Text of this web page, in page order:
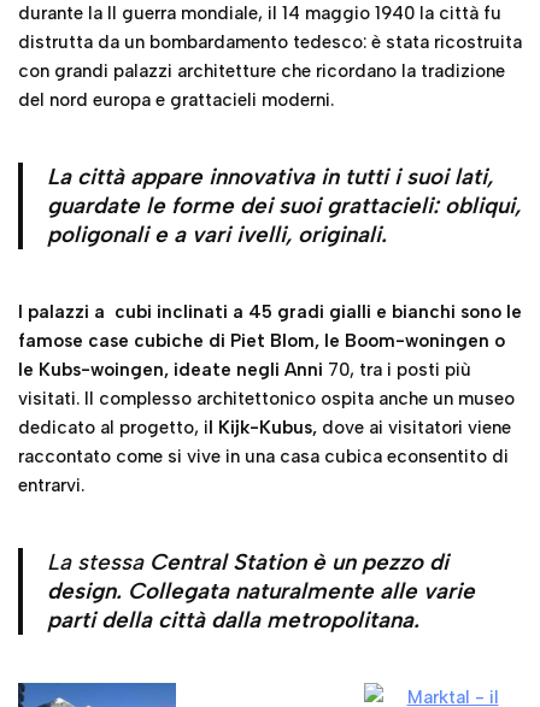
durante la II guerra mondiale, il 14 maggio 1940 la città fu
distrutta da un bombardamento tedesco: è stata ricostruita
con grandi palazzi architetture che ricordano la tradizione
del nord europa e grattacieli moderni.
La città appare innovativa in tutti i suoi lati,
guardate le forme dei suoi grattacieli: obliqui,
poligonali e a vari ivelli, originali.
I palazzi a cubi inclinati a 45 gradi gialli e bianchi sono le
famose case cubiche di Piet Blom, le Boom-woningen o
le Kubs-woingen, ideate negli Anni 70, tra i posti più
visitati. Il complesso architettonico ospita anche un museo
dedicato al progetto, il Kijk-Kubus, dove ai visitatori viene
raccontato come si vive in una casa cubica econsentito di
entrarvi.
La stessa Central Station è un pezzo di
design. Collegata naturalmente alle varie
parti della città dalla metropolitana.